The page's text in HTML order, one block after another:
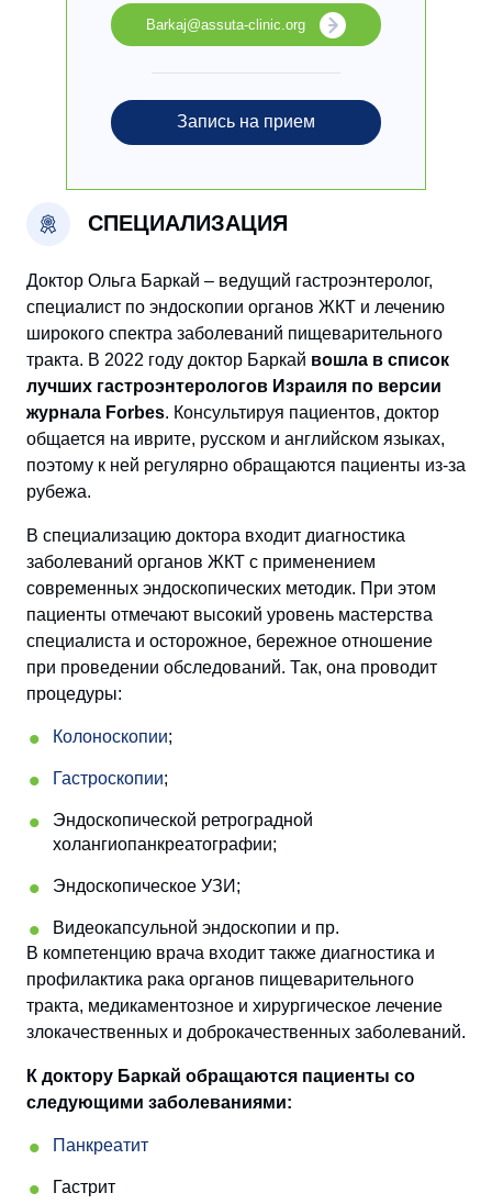
СПЕЦИАЛИЗАЦИЯ
Доктор Ольга Баркай – ведущий гастроэнтеролог,
специалист по эндоскопии органов ЖКТ и лечению
широкого спектра заболеваний пищеварительного
тракта. В 2022 году доктор Баркай вошла в список
лучших гастроэнтерологов Израиля по версии
журнала Forbes. Консультируя пациентов, доктор
общается на иврите, русском и английском языках,
поэтому к ней регулярно обращаются пациенты из-за
рубежа.
В специализацию доктора входит диагностика
заболеваний органов ЖКТ с применением
современных эндоскопических методик. При этом
пациенты отмечают высокий уровень мастерства
специалиста и осторожное, бережное отношение
при проведении обследований. Так, она проводит
процедуры:
Колоноскопии;
Гастроскопии;
Эндоскопической ретроградной
холангиопанкреатографии;
Эндоскопическое УЗИ;
Видеокапсульной эндоскопии и пр.
В компетенцию врача входит также диагностика и
профилактика рака органов пищеварительного
тракта, медикаментозное и хирургическое лечение
злокачественных и доброкачественных заболеваний.
К доктору Баркай обращаются пациенты со
следующими заболеваниями:
Панкреатит
Гастрит
Barkaj@assuta-clinic.org
Запись на прием